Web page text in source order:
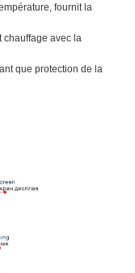
fournit la
chauffage avec la
que protection de la